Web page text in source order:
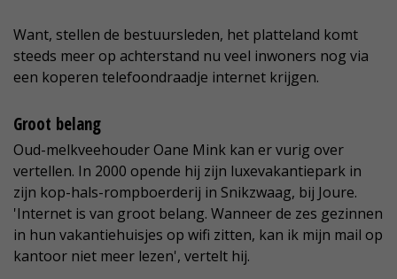
Want, stellen de bestuursleden, het platteland komt
steeds meer op achterstand nu veel inwoners nog via
een koperen telefoondraadje internet krijgen.
Groot belang
Oud-melkveehouder Oane Mink kan er vurig over
vertellen. In 2000 opende hij zijn luxevakantiepark in
zijn kop-hals-rompboerderij in Snikzwaag, bij Joure.
'Internet is van groot belang. Wanneer de zes gezinnen
in hun vakantiehuisjes op wifi zitten, kan ik mijn mail op
kantoor niet meer lezen', vertelt hij.